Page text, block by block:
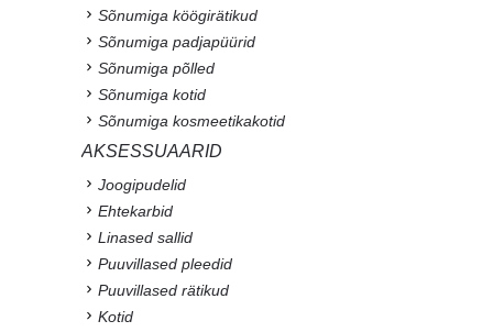
Sõnumiga köögirätikud
Sõnumiga padjapüürid
Sõnumiga põlled
Sõnumiga kotid
Sõnumiga kosmeetikakotid
AKSESSUAARID
Joogipudelid
Ehtekarbid
Linased sallid
Puuvillased pleedid
Puuvillased rätikud
Kotid